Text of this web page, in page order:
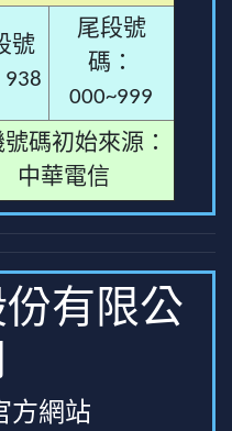
號
尾段號
碼：
000~999
碼初始來源：
中華電信
有限公
方網站